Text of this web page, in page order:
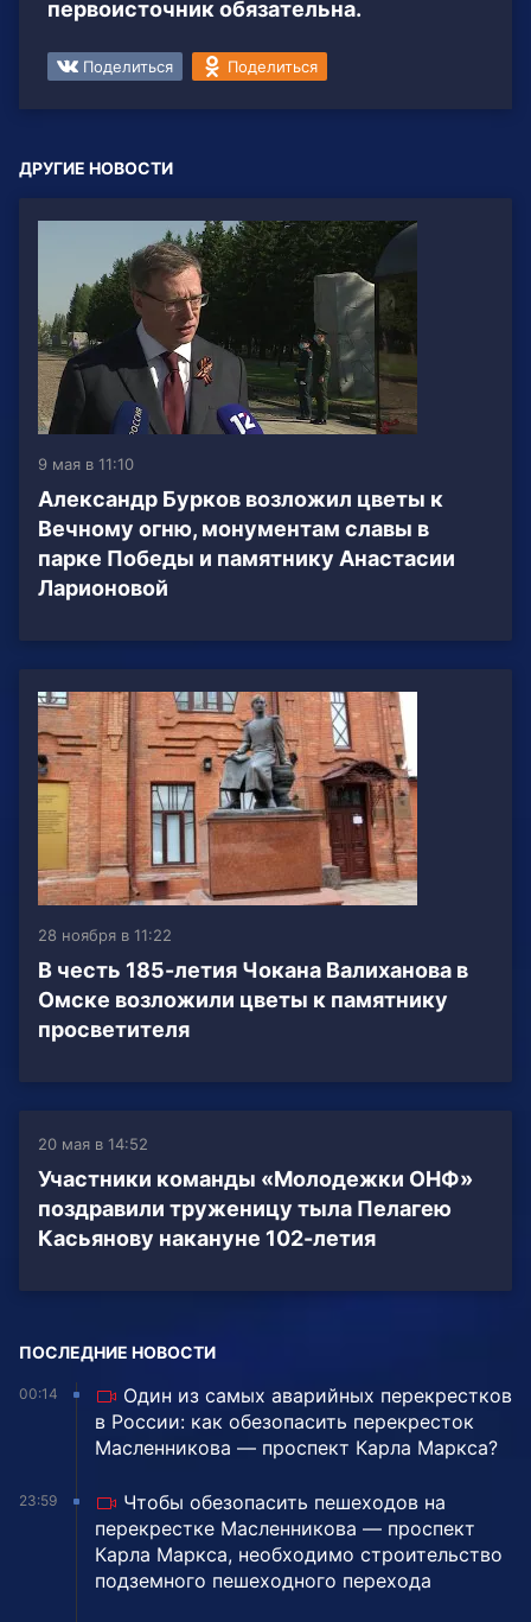
первоисточник обязательна.
Поделиться Поделиться
ДРУГИЕ НОВОСТИ
9 мая в 11:10
Александр Бурков возложил цветы к
Вечному огню, монументам славы в
парке Победы и памятнику Анастасии
Ларионовой
28 ноября в 11:22
В честь 185-летия Чокана Валиханова в
Омске возложили цветы к памятнику
просветителя
20 мая в 14:52
Участники команды «Молодежки ОНФ»
поздравили труженицу тыла Пелагею
Касьянову накануне 102-летия
ПОСЛЕДНИЕ НОВОСТИ
00:14
Один из самых аварийных перекрестков
в России: как обезопасить перекресток
Масленникова — проспект Карла Маркса?
23:59
Чтобы обезопасить пешеходов на
перекрестке Масленникова — проспект
Карла Маркса, необходимо строительство
подземного пешеходного перехода